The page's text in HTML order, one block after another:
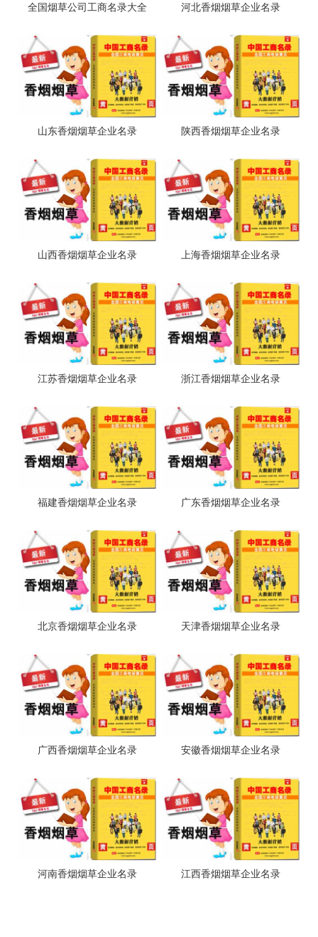
全国烟草公司工商名录大全 河北香烟烟草企业名录
山东香烟烟草企业名录 陕西香烟烟草企业名录
山西香烟烟草企业名录 上海香烟烟草企业名录
江苏香烟烟草企业名录 浙江香烟烟草企业名录
福建香烟烟草企业名录 广东香烟烟草企业名录
北京香烟烟草企业名录 天津香烟烟草企业名录
广西香烟烟草企业名录 安徽香烟烟草企业名录
河南香烟烟草企业名录 江西香烟烟草企业名录